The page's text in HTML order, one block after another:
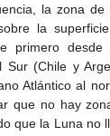
la zona
la
primero
Sur (Chile y
Atlántico al
que no hay
que la Luna no